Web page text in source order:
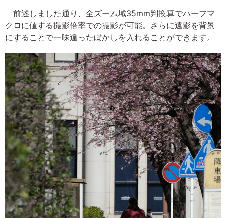
前述しました通り、全ズーム域35mm判換算でハーフマ
クロに値する撮影倍率での撮影が可能。さらに遠影を背景
にすることで一味違ったぼかしを入れることができます。